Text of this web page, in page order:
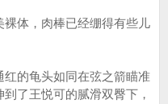
体，肉棒已经绷得有些儿
的龟头如同在弦之箭瞄准
了王悦可的腻滑双臀下，